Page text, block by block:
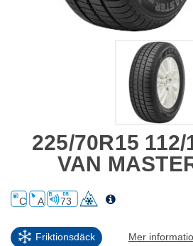
225/70R15 112/
VAN
C A 73
Friktionsdäck Mer